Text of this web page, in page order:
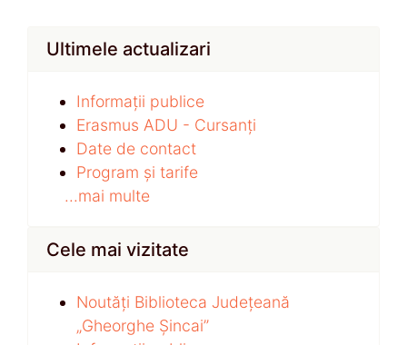
Ultimele actualizari
Informații publice
Erasmus ADU - Cursanți
Date de contact
Program și tarife
...mai multe
Cele mai vizitate
Noutăți Biblioteca Județeană
„Gheorghe Șincai”